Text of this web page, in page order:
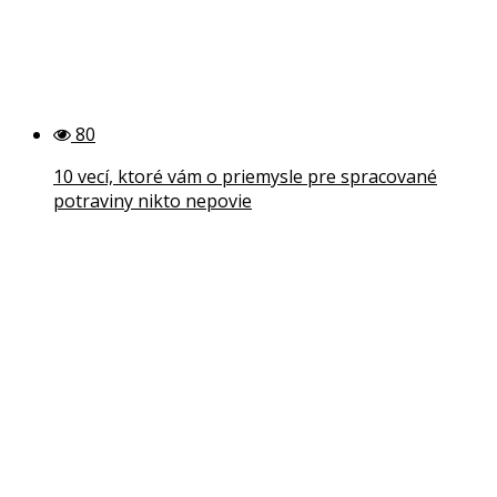
80
10 vecí, ktoré vám o priemysle pre spracované
potraviny nikto nepovie